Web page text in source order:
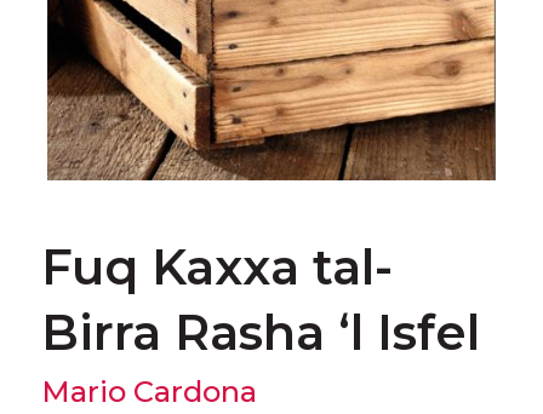
Fuq Kaxxa tal-
Birra Rasha ‘l Isfel
Mario Cardona